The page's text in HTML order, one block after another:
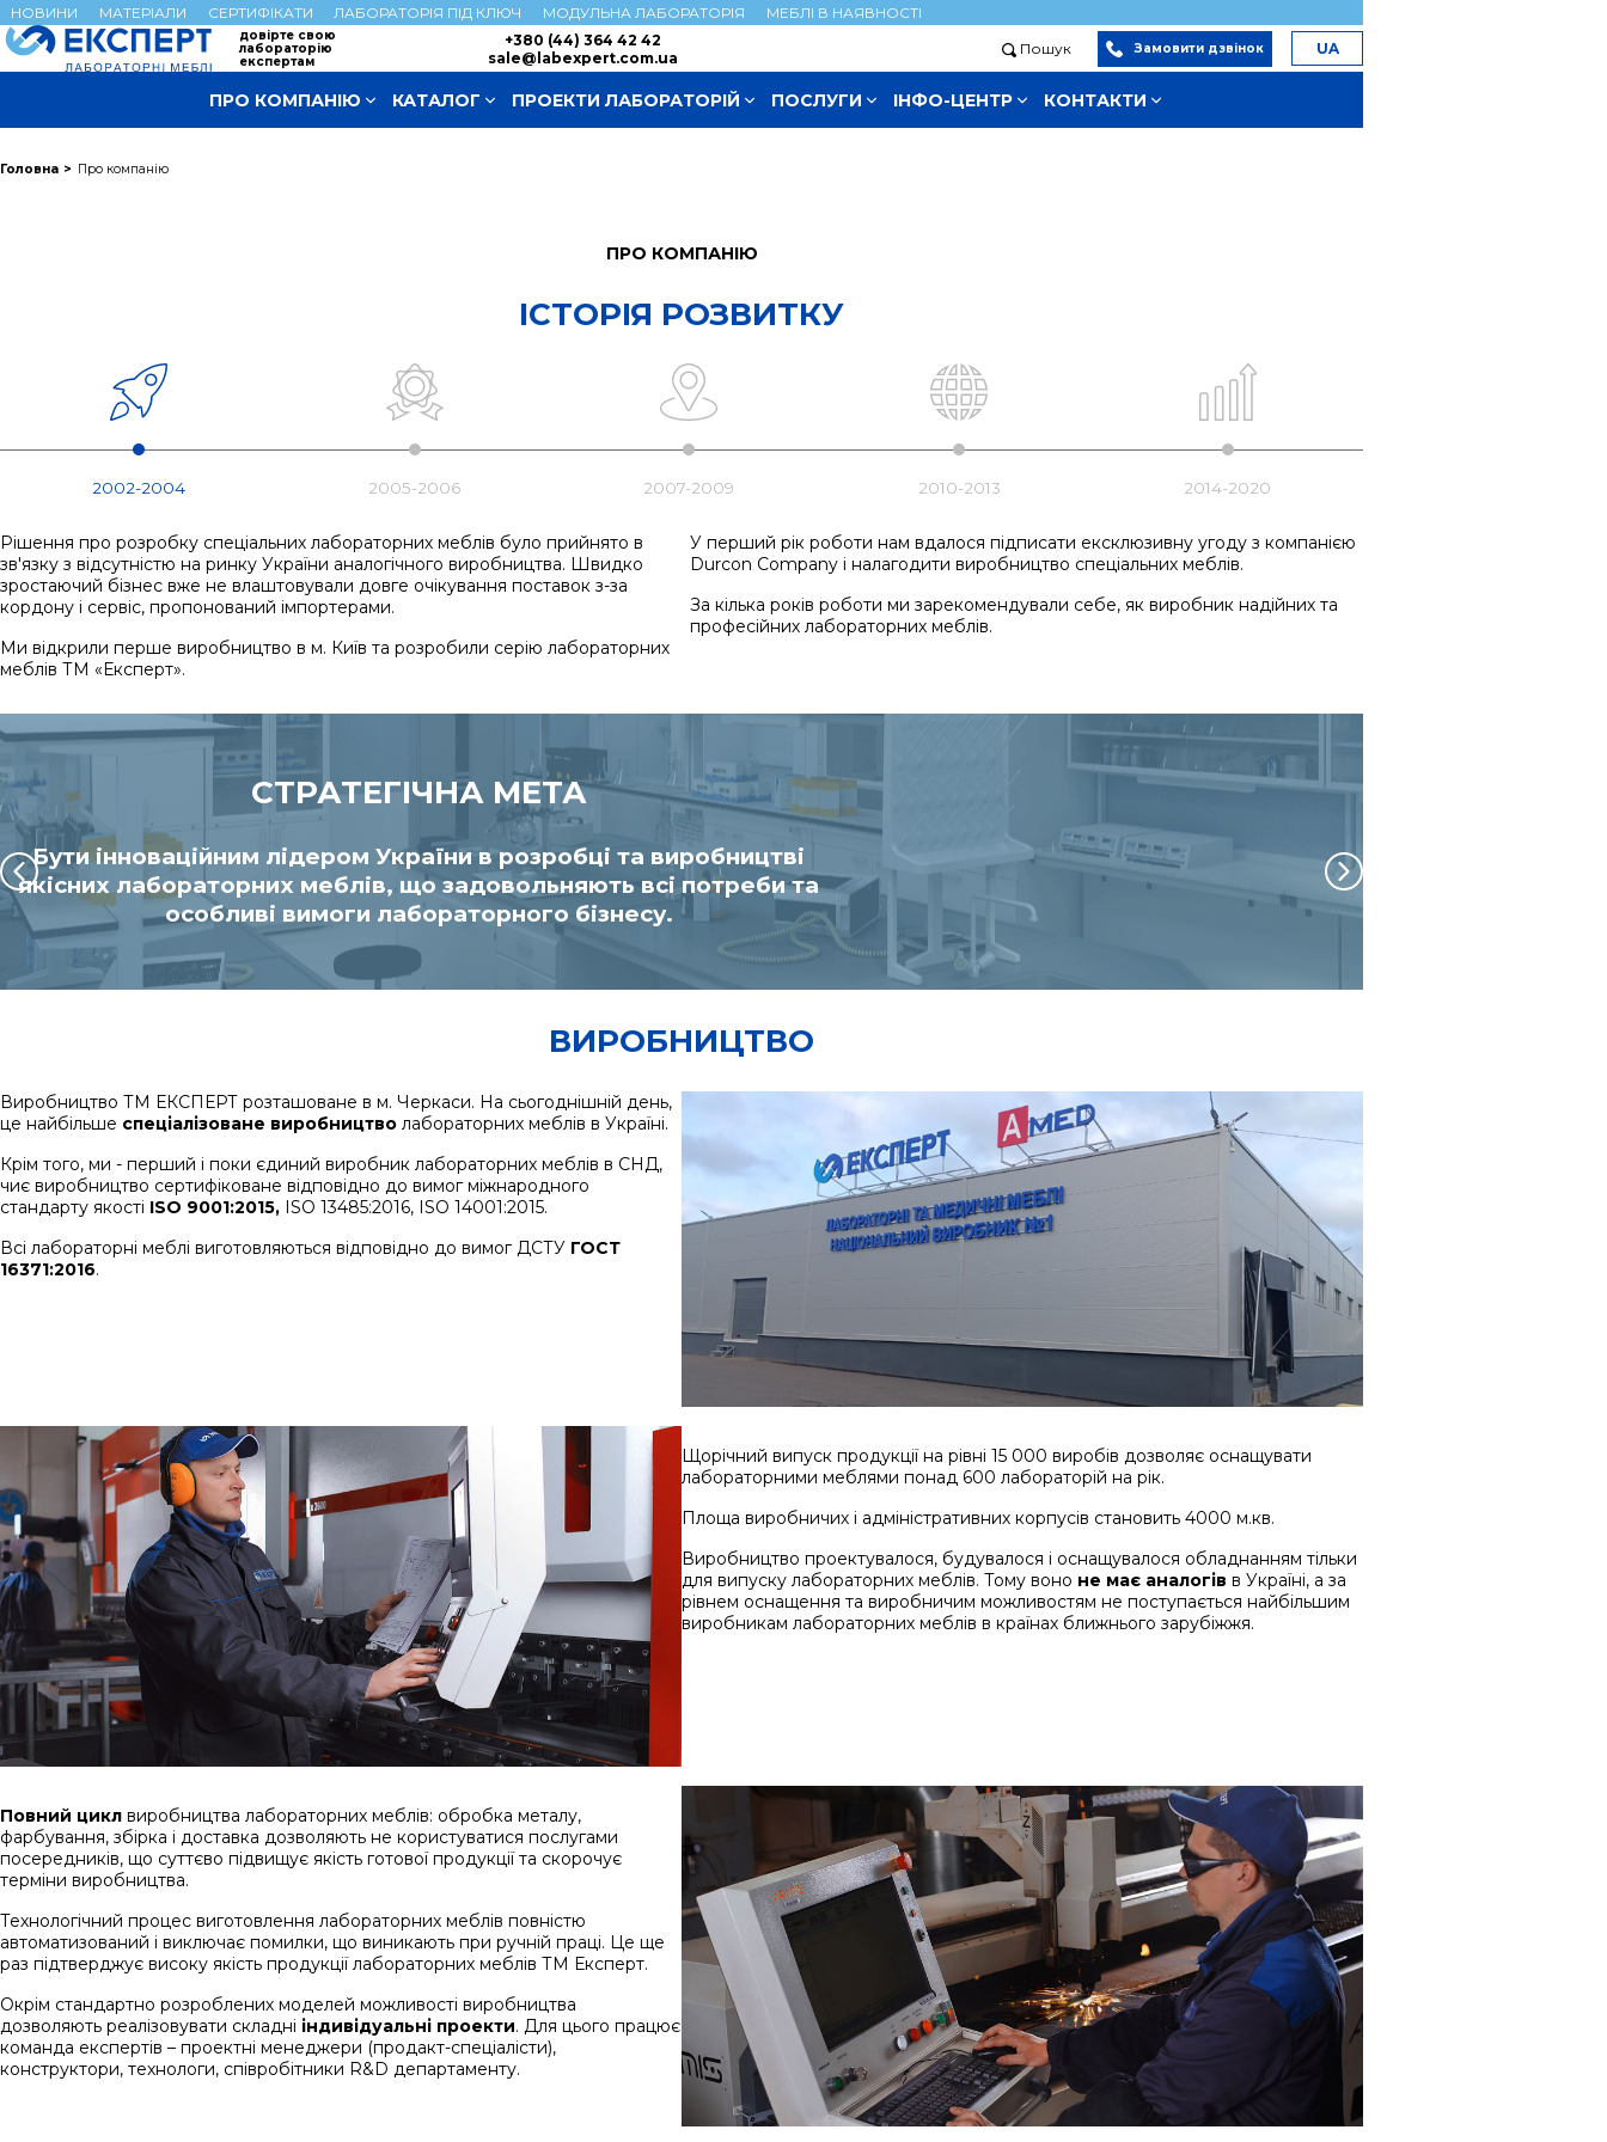
НОВИНИ МАТЕРІАЛИ СЕРТИФІКАТИ ЛАБОРАТОРІЯ ПІД КЛЮЧ МОДУЛЬНА ЛАБОРАТОРІЯ МЕБЛІ В НАЯВНОСТІ
довірте свою
лабораторію
експертам
+380 (44) 364 42 42
sale@labexpert.com.ua
Пошук Замовити дзвінок UA
ПРО КОМПАНІЮ КАТАЛОГ ПРОЕКТИ ЛАБОРАТОРІЙ ПОСЛУГИ ІНФО-ЦЕНТР КОНТАКТИ
Головна Про компанію
ПРО КОМПАНІЮ
ІСТОРІЯ РОЗВИТКУ
2002-2004 2005-2006 2007-2009 2010-2013 2014-2020
Рішення про розробку спеціальних лабораторних меблів було прийнято в
зв'язку з відсутністю на ринку України аналогічного виробництва. Швидко
зростаючий бізнес вже не влаштовували довге очікування поставок з-за
кордону і сервіс, пропонований імпортерами.
Ми відкрили перше виробництво в м. Київ та розробили серію лабораторних
меблів ТМ «Експерт».
У перший рік роботи нам вдалося підписати ексклюзивну угоду з компанією
Durcon Company і налагодити виробництво спеціальних меблів.
За кілька років роботи ми зарекомендували себе, як виробник надійних та
професійних лабораторних меблів.
СТРАТЕГІЧНА МЕТА
Бути інноваційним лідером України в розробці та виробництві
якісних лабораторних меблів, що задовольняють всі потреби та
особливі вимоги лабораторного бізнесу.
СПОВІДУВАНІ ПРИНЦИПИ
Оптимальні рішення
Інноваційність
Лідерство і
цілеспрямованість
Професіоналізм
Партнерські відносини
ВИРОБНИЦТВО
Виробництво ТМ ЕКСПЕРТ розташоване в м. Черкаси. На сьогоднішній день,
це найбільше спеціалізоване виробництво лабораторних меблів в Україні.
Крім того, ми - перший і поки єдиний виробник лабораторних меблів в СНД,
чиє виробництво сертифіковане відповідно до вимог міжнародного
стандарту якості ISO 9001:2015, ISO 13485:2016, ISO 14001:2015.
Всі лабораторні меблі виготовляються відповідно до вимог ДСТУ ГОСТ
16371:2016.
Щорічний випуск продукції на рівні 15 000 виробів дозволяє оснащувати
лабораторними меблями понад 600 лабораторій на рік.
Площа виробничих і адміністративних корпусів становить 4000 м.кв.
Виробництво проектувалося, будувалося і оснащувалося обладнанням тільки
для випуску лабораторних меблів. Тому воно не має аналогів в Україні, а за
рівнем оснащення та виробничим можливостям не поступається найбільшим
виробникам лабораторних меблів в країнах ближнього зарубіжжя.
Повний цикл виробництва лабораторних меблів: обробка металу,
фарбування, збірка і доставка дозволяють не користуватися послугами
посередників, що суттєво підвищує якість готової продукції та скорочує
терміни виробництва.
Технологічний процес виготовлення лабораторних меблів повністю
автоматизований і виключає помилки, що виникають при ручній праці. Це ще
раз підтверджує високу якість продукції лабораторних меблів ТМ Експерт.
Окрім стандартно розроблених моделей можливості виробництва
дозволяють реалізовувати складні індивідуальні проекти. Для цього працює
команда експертів – проектні менеджери (продакт-спеціалісти),
конструктори, технологи, співробітники R&D департаменту.